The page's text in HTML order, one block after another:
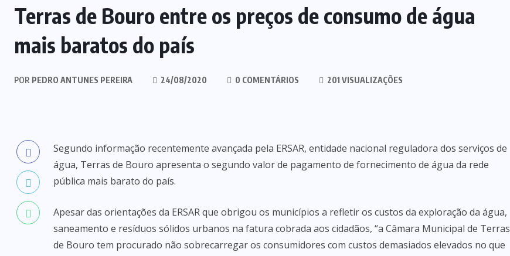
Terras de Bouro entre os preços de consumo de água
mais baratos do país
POR PEDRO ANTUNES PEREIRA 24/08/2020 0 COMENTÁRIOS 201 VISUALIZAÇÕES
Segundo informação recentemente avançada pela ERSAR, entidade nacional reguladora dos serviços de
água, Terras de Bouro apresenta o segundo valor de pagamento de fornecimento de água da rede
pública mais barato do país.
Apesar das orientações da ERSAR que obrigou os municípios a refletir os custos da exploração da água,
saneamento e resíduos sólidos urbanos na fatura cobrada aos cidadãos, “a Câmara Municipal de Terras
de Bouro tem procurado não sobrecarregar os consumidores com custos demasiados elevados no que